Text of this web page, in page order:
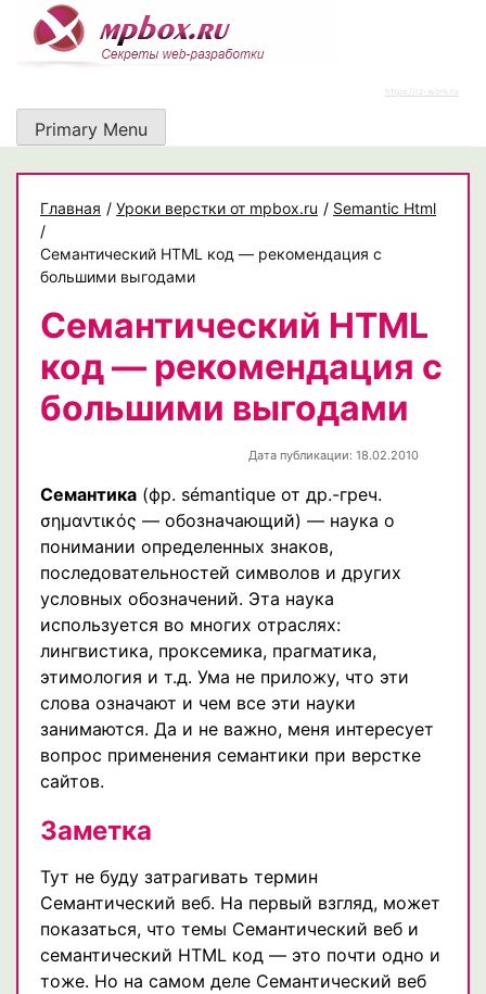
content
https://rz-work.ru
Primary Menu
Главная / Уроки верстки от mpbox.ru / Semantic Html
/
Семантический HTML код — рекомендация с
большими выгодами
Семантический HTML
код — рекомендация с
большими выгодами
Дата публикации: 18.02.2010
Семантика (фр. sémantique от др.-греч.
σημαντικός — обозначающий) — наука о
понимании определенных знаков,
последовательностей символов и других
условных обозначений. Эта наука
используется во многих отраслях:
лингвистика, проксемика, прагматика,
этимология и т.д. Ума не приложу, что эти
слова означают и чем все эти науки
занимаются. Да и не важно, меня интересует
вопрос применения семантики при верстке
сайтов.
Заметка
Тут не буду затрагивать термин
Семантический веб. На первый взгляд, может
показаться, что темы Семантический веб и
семантический HTML код — это почти одно и
тоже. Но на самом деле Семантический веб